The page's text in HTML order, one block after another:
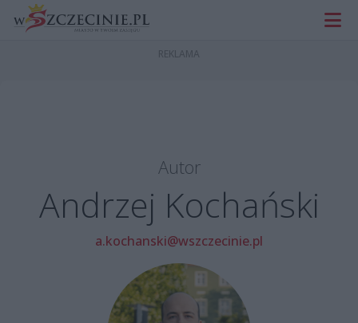
Autor
Andrzej Kochański
a.kochanski@wszczecinie.pl